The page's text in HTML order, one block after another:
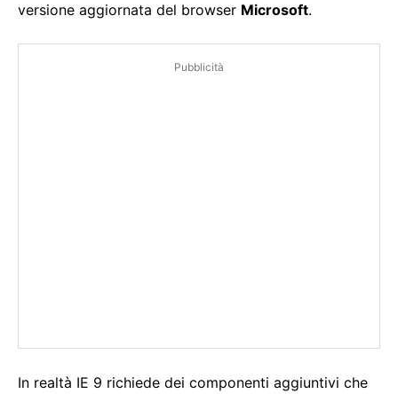
versione aggiornata del browser Microsoft.
Pubblicità
In realtà IE 9 richiede dei componenti aggiuntivi che